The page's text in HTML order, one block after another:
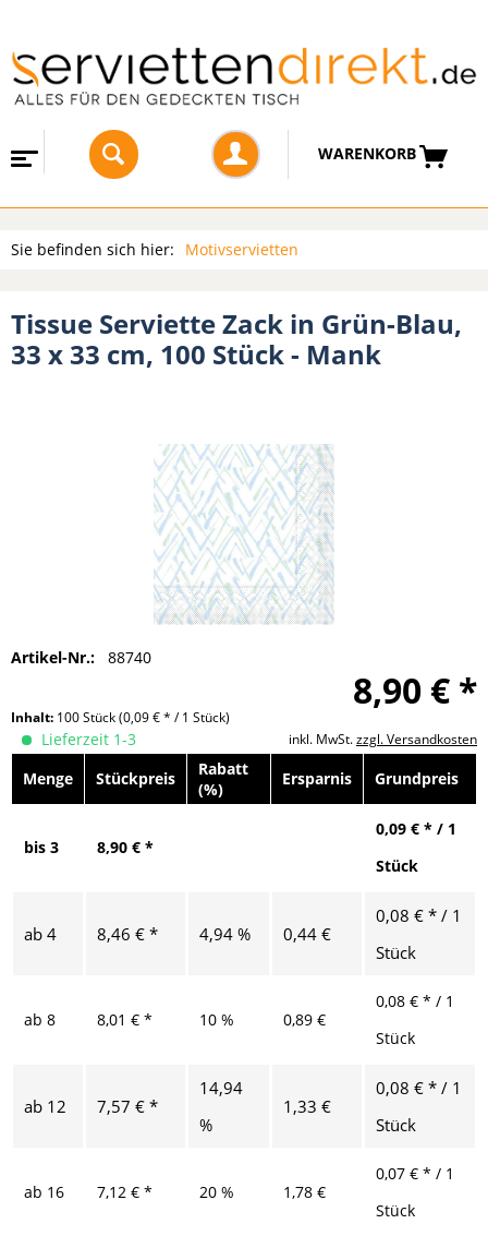
WARENKORB
Sie befinden sich hier: Motivservietten
Tissue Serviette Zack in Grün-Blau,
33 x 33 cm, 100 Stück - Mank
Artikel-Nr.: 88740
8,90 € *
Inhalt: 100 Stück(0,09 € * / 1 Stück)
inkl. MwSt.zzgl. Versandkosten
Lieferzeit 1-3
Menge
Stückpreis
Rabatt
(%)
Ersparnis Grundpreis
bis 3 8,90 € *
0,09 € * / 1
Stück
ab 4 8,46 € * 4,94 % 0,44 €
0,08 € * / 1
Stück
ab 8 8,01 € * 10 % 0,89 €
0,08 € * / 1
Stück
ab 12 7,57 € *
14,94
%
1,33 €
0,08 € * / 1
Stück
ab 16 7,12 € * 20 % 1,78 €
0,07 € * / 1
Stück